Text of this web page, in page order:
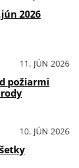
2026
11. JÚN 2026
požiarmi
10. JÚN 2026